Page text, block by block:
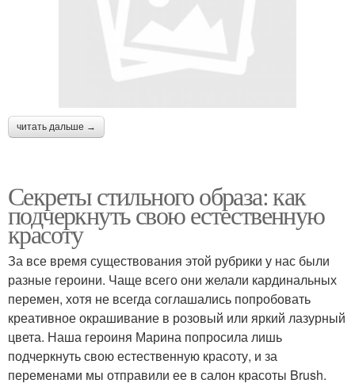
читать дальше →
Секреты стильного образа: как
подчеркнуть свою естественную
красоту
За все время существования этой рубрики у нас были
разные героини. Чаще всего они желали кардинальных
перемен, хотя не всегда соглашались попробовать
креативное окрашивание в розовый или яркий лазурный
цвета. Наша героиня Марина попросила лишь
подчеркнуть свою естественную красоту, и за
переменами мы отправили ее в салон красоты Brush.